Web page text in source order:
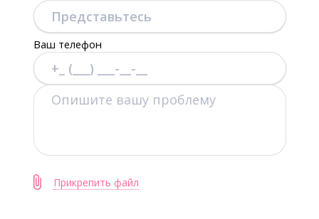
2017 - Международный конгресс
ЕNDOPOINT.
2017 - «Инновации в обработке
корневых каналов с последующей
Ваш телефон
Прикрепить файл